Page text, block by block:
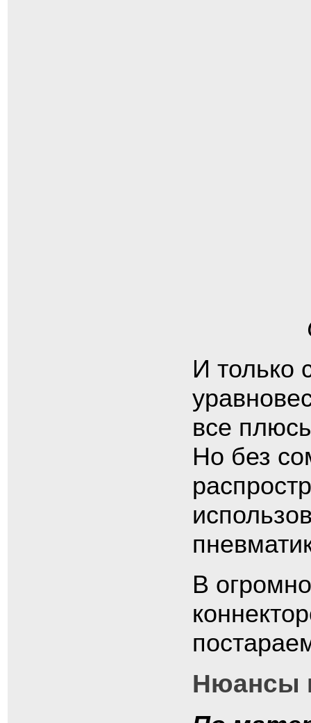
И только
все
Но без
В
Нюансы